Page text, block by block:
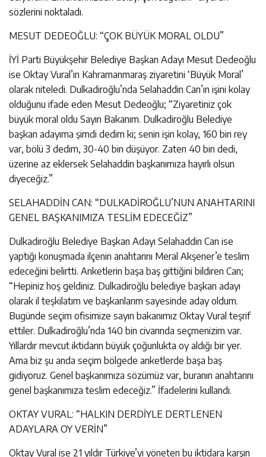
sözlerini noktaladı.
MESUT DEDEOĞLU: “ÇOK BÜYÜK MORAL OLDU”
İYİ Parti Büyükşehir Belediye Başkan Adayı Mesut Dedeoğlu
ise Oktay Vural’ın Kahramanmaraş ziyaretini ‘Büyük Moral’
olarak niteledi. Dulkadiroğlu’nda Selahaddin Can’ın işini kolay
olduğunu ifade eden Mesut Dedeoğlu; “Ziyaretiniz çok
büyük moral oldu Sayın Bakanım. Dulkadiroğlu Belediye
başkan adayıma şimdi dedim ki; senin işin kolay, 160 bin rey
var, bölü 3 dedim, 30-40 bin düşüyor. Zaten 40 bin dedi,
üzerine az eklersek Selahaddin başkanımıza hayırlı olsun
diyeceğiz.”
SELAHADDİN CAN: “DULKADİROĞLU’NUN ANAHTARINI
GENEL BAŞKANIMIZA TESLİM EDECEĞİZ”
Dulkadiroğlu Belediye Başkan Adayı Selahaddin Can ise
yaptığı konuşmada ilçenin anahtarını Meral Akşener’e teslim
edeceğini belirtti. Anketlerin başa baş gittiğini bildiren Can;
“Hepiniz hoş geldiniz. Dulkadiroğlu belediye başkan adayı
olarak il teşkilatım ve başkanlarım sayesinde aday oldum.
Bugünde seçim ofisimize sayın bakanımız Oktay Vural teşrif
ettiler. Dulkadiroğlu’nda 140 bin civarında seçmenizim var.
Yıllardır mevcut iktidarın büyük çoğunlukta oy aldığı bir yer.
Ama biz şu anda seçim bölgede anketlerde başa baş
gidiyoruz. Genel başkanımıza sözümüz var, buranın anahtarını
genel başkanımıza teslim edeceğiz.” İfadelerini kullandı.
OKTAY VURAL: “HALKIN DERDİYLE DERTLENEN
ADAYLARA OY VERİN”
Oktay Vural ise 21 yıldır Türkiye’yi yöneten bu iktidara karşın